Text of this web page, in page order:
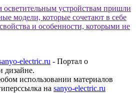
устройствам пришли
модели, которые сочетают в себе
и особенности, которыми не
electric.ru - Портал о
дизайне.
использовании материалов
на sanyo-electric.ru